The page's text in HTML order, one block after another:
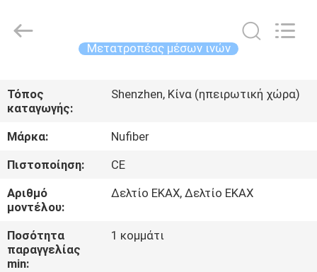
ΠΡΟΪΌΝΤΑ
ΠΕΡΊΠΟΥ
ΕΜΕΊΣ
ΓΎΡΟΣ
ΕΡΓΟΣΤΑΣΊΩΝ
Co.,Ltd.
Μετατροπέας μέσων ινών
Τόπος
καταγωγής:
Shenzhen, Κίνα (ηπειρωτική χώρα)
Μάρκα:
Nufiber
Πιστοποίηση:
CE
Αριθμό
μοντέλου:
Δελτίο ΕΚΑΧ, Δελτίο ΕΚΑΧ
Ποσότητα
παραγγελίας
min:
1 κομμάτι